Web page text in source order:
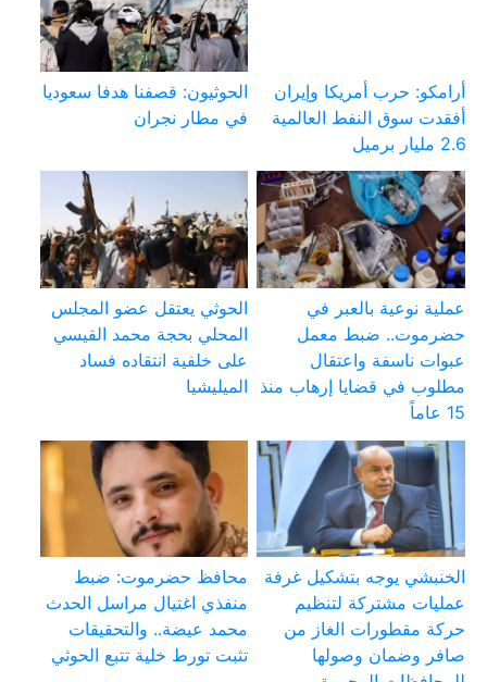
أرامكو: حرب أمريكا وإيران
أفقدت سوق النفط العالمية
2.6 مليار برميل
الحوثيون: قصفنا هدفا سعوديا
في مطار نجران
عملية نوعية بالعبر في
حضرموت.. ضبط معمل
عبوات ناسفة واعتقال
مطلوب في قضايا إرهاب منذ
15 عاماً
الحوثي يعتقل عضو المجلس
المحلي بحجة محمد القيسي
على خلفية انتقاده فساد
الميليشيا
الخنبشي يوجه بتشكيل غرفة
عمليات مشتركة لتنظيم
حركة مقطورات الغاز من
صافر وضمان وصولها
محافظ حضرموت: ضبط
منفذي اغتيال مراسل الحدث
محمد عيضة.. والتحقيقات
تثبت تورط خلية تتبع الحوثي